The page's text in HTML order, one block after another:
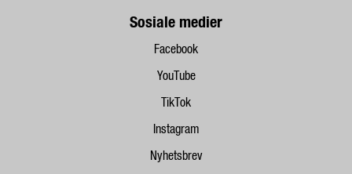
Sosiale medier
Facebook
YouTube
TikTok
Instagram
Nyhetsbrev